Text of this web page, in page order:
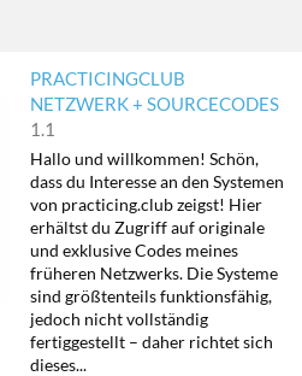
PRACTICINGCLUB
NETZWERK + SOURCECODES
1.1
Hallo und willkommen! Schön,
dass du Interesse an den Systemen
von practicing.club zeigst! Hier
erhältst du Zugriff auf originale
und exklusive Codes meines
früheren Netzwerks. Die Systeme
sind größtenteils funktionsfähig,
jedoch nicht vollständig
fertiggestellt – daher richtet sich
dieses...